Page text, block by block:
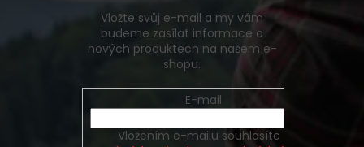
Vložte svůj e-mail a my vám
budeme zasílat informace o
nových produktech na našem e-
shopu.
E-mail